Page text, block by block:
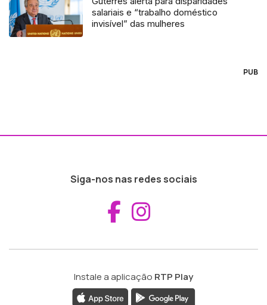
salariais e “trabalho doméstico
invisível” das mulheres
PUB
Siga-nos nas redes sociais
Aceder ao
Instale a aplicação RTP Play